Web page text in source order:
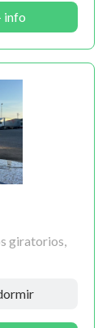
info
giratorios,